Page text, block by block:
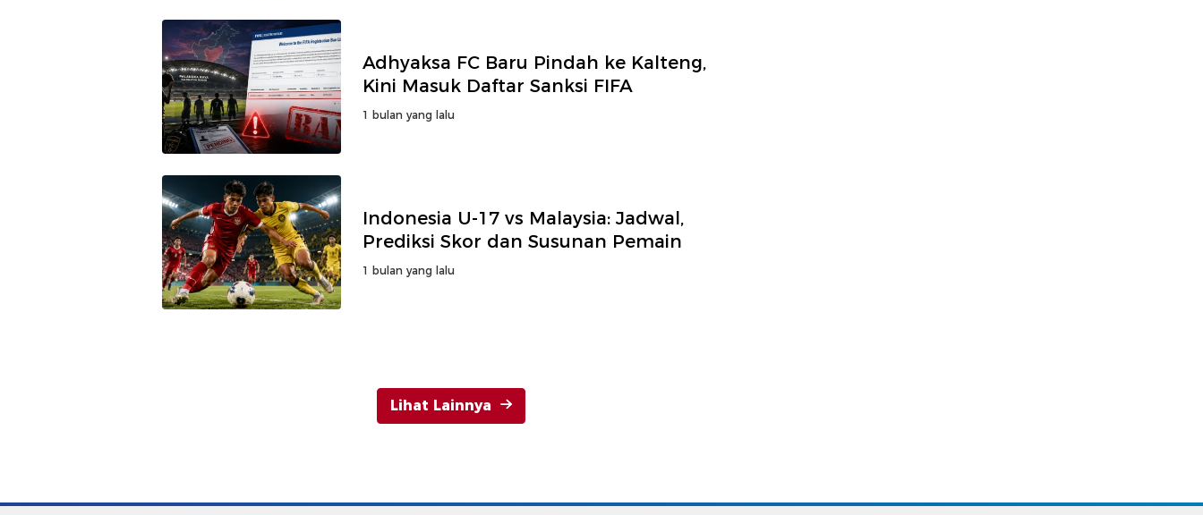
Adhyaksa FC Baru Pindah ke Kalteng,
Kini Masuk Daftar Sanksi FIFA
1 bulan yang lalu
Indonesia U-17 vs Malaysia: Jadwal,
Prediksi Skor dan Susunan Pemain
1 bulan yang lalu
Lihat Lainnya